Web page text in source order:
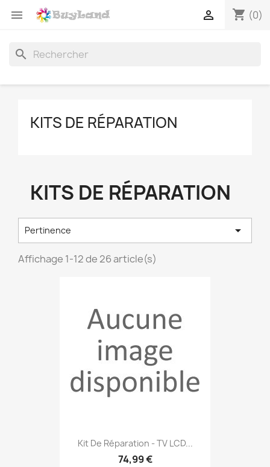
 shopping_cart (0)

search
KITS DE RÉPARATION
KITS DE RÉPARATION
Pertinence 
Affichage 1-12 de 26 article(s)
Kit De Réparation - TV LCD...
74,99 €